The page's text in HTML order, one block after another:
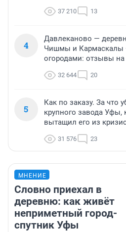
37 210 13
4
Давлеканово —
Чишмы и Кармаскалы
огородами: отзывы
32 644 20
5
Как по заказу. За что
крупного завода Уфы,
вытащил его из
31 576 23
МНЕНИЕ
Словно приехал в
деревню: как живёт
неприметный город-
спутник Уфы